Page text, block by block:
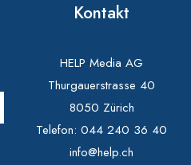
Kontakt
HELP Media AG
Thurgauerstrasse 40
8050 Zürich
Telefon: 044 240 36 40
info@help.ch